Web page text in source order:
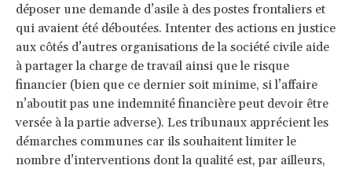
déposer une demande d’asile à des postes frontaliers et
qui avaient été déboutées. Intenter des actions en justice
aux côtés d’autres organisations de la société civile aide
à partager la charge de travail ainsi que le risque
financier (bien que ce dernier soit minime, si l’affaire
n’aboutit pas une indemnité financière peut devoir être
versée à la partie adverse). Les tribunaux apprécient les
démarches communes car ils souhaitent limiter le
nombre d’interventions dont la qualité est, par ailleurs,